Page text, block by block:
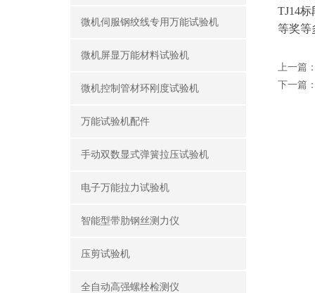
微机伺服钢绞线专用万能试验机
微机屏显万能材料试验机
微机控制管材环刚度试验机
万能试验机配件
手动双数显式弹簧拉压试验机
电子万能拉力试验机
智能型带肋钢丝测力仪
压剪试验机
全自动高强螺栓检测仪
TJ14
等奖等
上一篇
下一篇